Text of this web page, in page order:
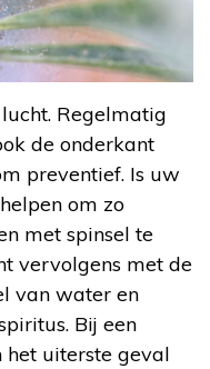
Regelmatig
de onderkant
preventief. Is uw
om zo
met spinsel te
vervolgens met de
van water en
Bij een
uiterste geval